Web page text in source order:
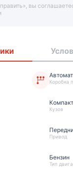
вы
Автомат
Коробка
Компакт
Кузов
Привод
Бензин
Тип